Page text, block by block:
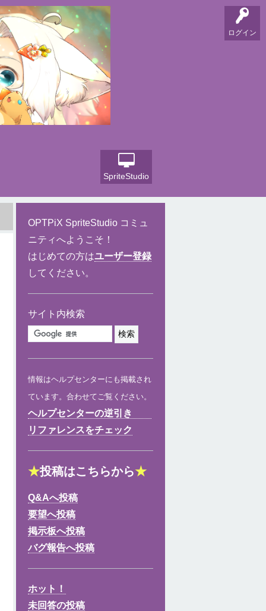
ログイン
SpriteStudio
OPTPiX SpriteStudio コミュ
ニティへようこそ！
はじめての方はユーザー登録
してください。
サイト内検索
情報はヘルプセンターにも掲載され
ています。合わせてご覧ください。
ヘルプセンターの逆引き
リファレンスをチェック
★投稿はこちらから★
Q&Aへ投稿
要望へ投稿
掲示板へ投稿
バグ報告へ投稿
ホット！
未回答の投稿